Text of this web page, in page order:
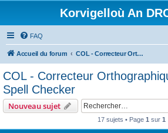
Korvigelloù An
FAQ
Accueil du forum COL - Correcteur Orthographique Latin - Latin Spell Checker
COL - Correcteur
Spell Checker
Nouveau sujet
17 sujets • Page 1 sur 1